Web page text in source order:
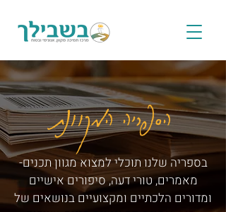
הספריה המקוונת
בספריה שלנו תוכלי למצוא מגוון תכנים-
מאמרים, טורי דעה, סיפורים אישיים
ומדורים הלכתיים ומקצועיים בנושאים של